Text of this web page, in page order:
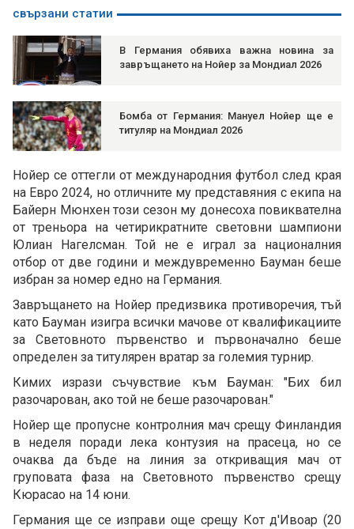
свързани статии
В Германия обявиха важна новина за
завръщането на Нойер за Мондиал 2026
Бомба от Германия: Мануел Нойер ще е
титуляр на Мондиал 2026
Нойер се оттегли от международния футбол след края
на Евро 2024, но отличните му представяния с екипа на
Байерн Мюнхен този сезон му донесоха повиквателна
от треньора на четирикратните световни шампиони
Юлиан Нагелсман. Той не е играл за националния
отбор от две години и междувременно Бауман беше
избран за номер едно на Германия.
Завръщането на Нойер предизвика противоречия, тъй
като Бауман изигра всички мачове от квалификациите
за Световното първенство и първоначално беше
определен за титулярен вратар за големия турнир.
Кимих изрази съчувствие към Бауман: "Бих бил
разочарован, ако той не беше разочарован."
Нойер ще пропусне контролния мач срещу Финландия
в неделя поради лека контузия на прасеца, но се
очаква да бъде на линия за откриващия мач от
груповата фаза на Световното първенство срещу
Кюрасао на 14 юни.
Германия ще се изправи още срещу Кот д'Ивоар (20